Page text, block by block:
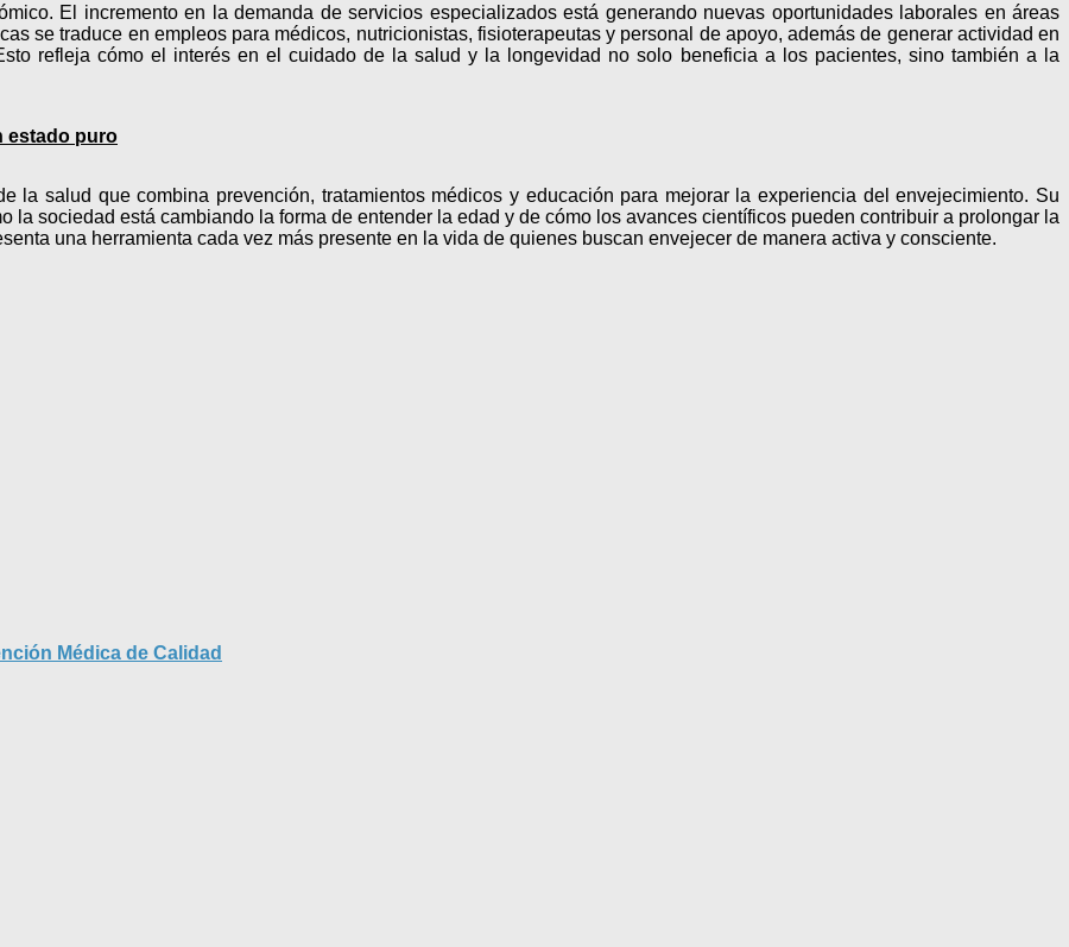
El incremento en la demanda de servicios especializados está generando nuevas oportunidades laborales en áreas
se traduce en empleos para médicos, nutricionistas, fisioterapeutas y personal de apoyo, además de generar actividad en
refleja cómo el interés en el cuidado de la salud y la longevidad no solo beneficia a los pacientes, sino también a la
estado puro
la salud que combina prevención, tratamientos médicos y educación para mejorar la experiencia del envejecimiento. Su
la sociedad está cambiando la forma de entender la edad y de cómo los avances científicos pueden contribuir a prolongar la
una herramienta cada vez más presente en la vida de quienes buscan envejecer de manera activa y consciente.
Médica de Calidad